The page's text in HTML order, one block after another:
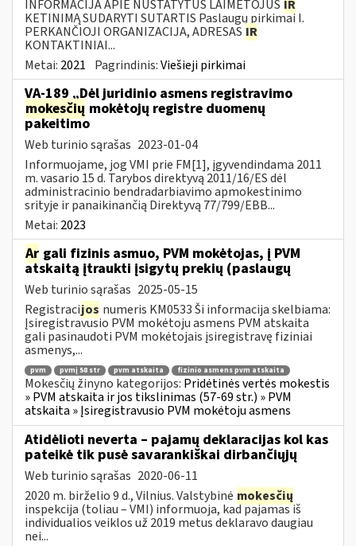
INFORMACIJA APIE NUSTATYTUS LAIMĖTOJUS IR
KETINIMĄ SUDARYTI SUTARTIS Paslaugų pirkimai I.
PERKANČIOJI ORGANIZACIJA, ADRESAS IR
KONTAKTINIAI...
Metai: 2021 Pagrindinis:Viešieji pirkimai
VA-189 „Dėl juridinio asmens registravimo
mokesčių mokėtojų registre duomenų
pakeitimo
Web turinio sąrašas 2023-01-04
Informuojame, jog VMI prie FM[1], įgyvendindama 2011
m. vasario 15 d. Tarybos direktyvą 2011/16/ES dėl
administracinio bendradarbiavimo apmokestinimo
srityje ir panaikinančią Direktyvą 77/799/EBB...
Metai: 2023
Ar gali fizinis asmuo, PVM mokėtojas, į PVM
atskaitą įtraukti įsigytų prekių (paslaugų
Web turinio sąrašas 2025-05-15
Registracijos numeris KM0533 Ši informacija skelbiama:
Įsiregistravusio PVM mokėtoju asmens PVM atskaita
gali pasinaudoti PVM mokėtojais įsiregistravę fiziniai
asmenys,...
pvm pvmį 58 str pvm atskaita fizinio asmens pvm atskaita
Mokesčių žinyno kategorijos: Pridėtinės vertės mokestis
» PVM atskaita ir jos tikslinimas (57-69 str.) » PVM
atskaita » Įsiregistravusio PVM mokėtoju asmens
Atidėlioti neverta – pajamų deklaracijas kol kas
pateikė tik pusė savarankiškai dirbančiųjų
Web turinio sąrašas 2020-06-11
2020 m. birželio 9 d., Vilnius. Valstybinė mokesčių
inspekcija (toliau – VMI) informuoja, kad pajamas iš
individualios veiklos už 2019 metus deklaravo daugiau
nei...